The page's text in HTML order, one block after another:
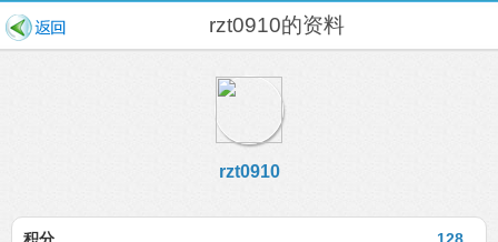
rzt0910的资料
rzt0910